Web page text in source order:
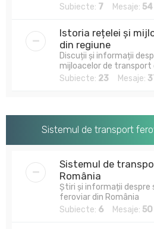
Subiecte: 7 Mesaje: 54
Istoria rețelei și
din regiune
Discuții și informații
mijloacelor de transport
Subiecte: 23 Mesaje:
Sistemul de transport
Sistemul de
România
Știri și informații
feroviar din România
Subiecte: 6 Mesaje: 50